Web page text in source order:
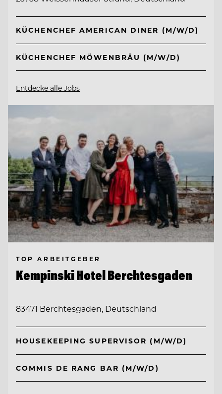
KÜCHENCHEF AMERICAN DINER (M/W/D)
KÜCHENCHEF MÖWENBRÄU (M/W/D)
Entdecke alle Jobs
TOP ARBEITGEBER
Kempinski Hotel Berchtesgaden
83471 Berchtesgaden, Deutschland
HOUSEKEEPING SUPERVISOR (M/W/D)
COMMIS DE RANG BAR (M/W/D)